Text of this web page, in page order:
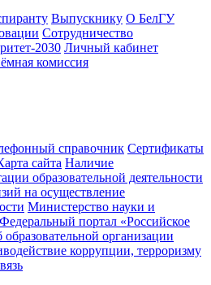
Выпускнику О БелГУ
Сотрудничество
2030 Личный кабинет
комиссия
справочник Сертификаты
сайта Наличие
образовательной деятельности
на осуществление
Министерствo науки и
Федеральный портал «Российское
организации
коррупции, терроризму